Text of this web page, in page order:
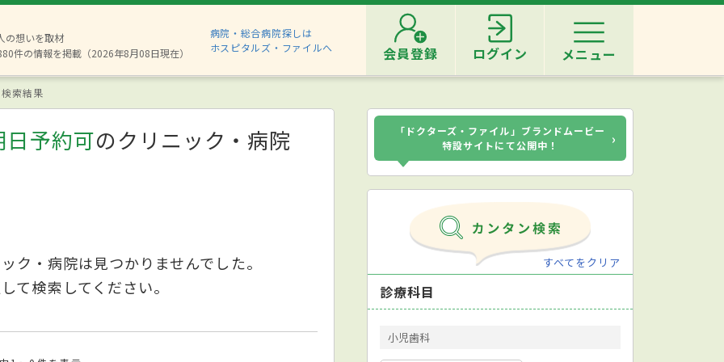
の想いを取材
件の情報を掲載（2026年8月08日現在）
病院・総合病院探しは
ホスピタルズ・ファイルへ
会員登録 ログイン メニュー
索結果
予約可のクリニック・病院
ク・病院は見つかりませんでした。
て検索してください。
「ドクターズ・ファイル」ブランドムービー
特設サイトにて公開中！
›
すべてをクリア
診療科目
小児歯科